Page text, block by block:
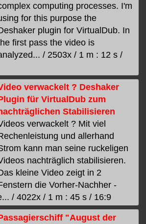
computing processes. I'm
for this purpose the
plugin for VirtualDub. In
first pass the video is
/ 2503x / 1 m : 12 s /
verwackelt ? Deshaker
für VirtualDub zum
Stabilisieren
verwackelt ? Mit viel
und allerhand
kann man seine ruckeligen
nachträglich stabilisieren.
kleine Video zeigt in 2
die Vorher-Nachher -
/ 4022x / 1 m : 45 s / 16:9
"August der